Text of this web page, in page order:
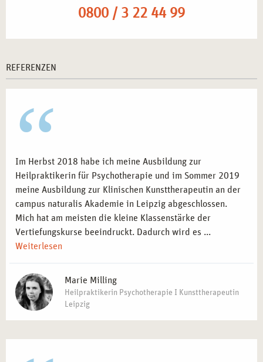
0800 / 3 22 44 99
REFERENZEN
Im Herbst 2018 habe ich meine Ausbildung zur
Heilpraktikerin für Psychotherapie und im Sommer 2019
meine Ausbildung zur Klinischen Kunsttherapeutin an der
campus naturalis Akademie in Leipzig abgeschlossen.
Mich hat am meisten die kleine Klassenstärke der
Vertiefungskurse beeindruckt. Dadurch wird es ...
Weiterlesen
Marie Milling
Heilpraktikerin Psychotherapie I Kunsttherapeutin
Leipzig